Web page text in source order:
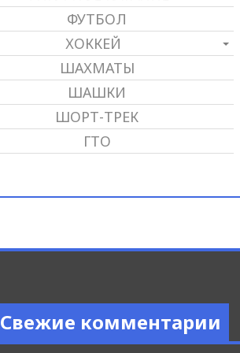
ФУТБОЛ
ХОККЕЙ
ШАХМАТЫ
ШАШКИ
ШОРТ-ТРЕК
ГТО
Свежие комментарии